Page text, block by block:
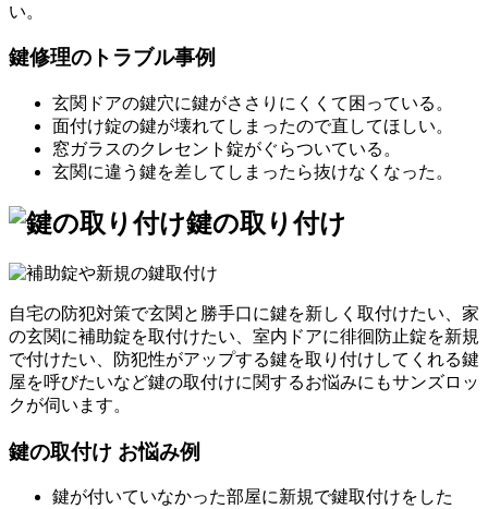
い。
鍵修理のトラブル事例
玄関ドアの鍵穴に鍵がささりにくくて困っている。
面付け錠の鍵が壊れてしまったので直してほしい。
窓ガラスのクレセント錠がぐらついている。
玄関に違う鍵を差してしまったら抜けなくなった。
鍵の取り付け
自宅の防犯対策で玄関と勝手口に鍵を新しく取付けたい、家
の玄関に補助錠を取付けたい、室内ドアに徘徊防止錠を新規
で付けたい、防犯性がアップする鍵を取り付けしてくれる鍵
屋を呼びたいなど鍵の取付けに関するお悩みにもサンズロッ
クが伺います。
鍵の取付け お悩み例
鍵が付いていなかった部屋に新規で鍵取付けをした